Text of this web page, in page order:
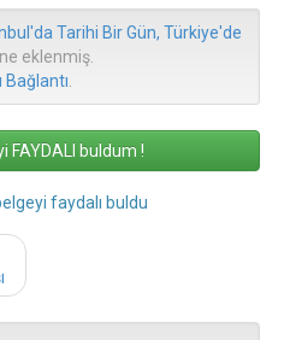
Tarihi Bir Gün, Türkiye'de
eklenmiş.
Bağlantı
FAYDALI buldum !
faydalı buldu